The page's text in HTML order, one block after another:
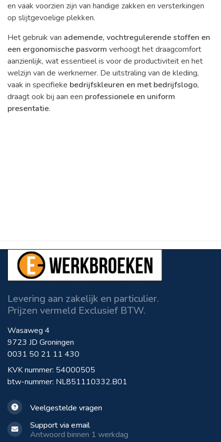
en vaak voorzien zijn van handige zakken en versterkingen
op slijtgevoelige plekken.
Het gebruik van ademende, vochtregulerende stoffen en
een ergonomische pasvorm verhoogt het draagcomfort
aanzienlijk, wat essentieel is voor de productiviteit en het
welzijn van de werknemer. De uitstraling van de kleding,
vaak in specifieke bedrijfskleuren en met bedrijfslogo,
draagt ook bij aan een professionele en uniform
presentatie.
Levering aan zakelijk en particulier.
Prijzen vermeld Exclusief BTW.
Wasaweg 4
9723 JD Groningen
0031 50 21 11 430
KVK nummer: 54000505
btw-nummer: NL851110332.B01
Veelgestelde vragen
Support via email
Antwoord binnen 1 werkdag